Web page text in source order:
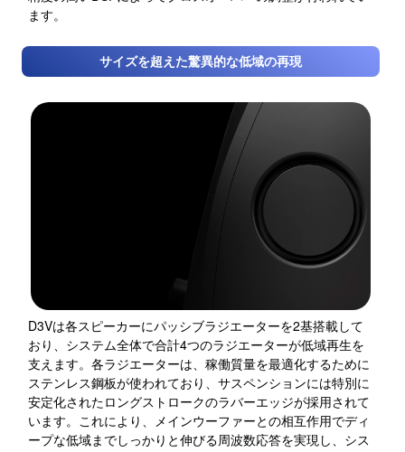
ます。
サイズを超えた驚異的な低域の再現
D3Vは各スピーカーにパッシブラジエーターを2基搭載して
おり、システム全体で合計4つのラジエーターが低域再生を
支えます。各ラジエーターは、稼働質量を最適化するために
ステンレス鋼板が使われており、サスペンションには特別に
安定化されたロングストロークのラバーエッジが採用されて
います。これにより、メインウーファーとの相互作用でディ
ープな低域までしっかりと伸びる周波数応答を実現し、シス